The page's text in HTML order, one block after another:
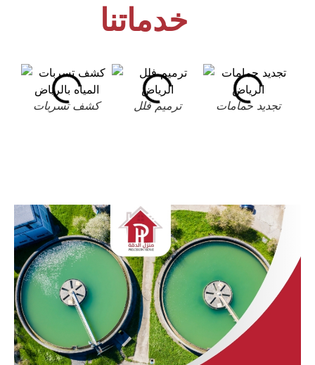
خدماتنا
كشف تسربات ترميم فلل تجديد حمامات